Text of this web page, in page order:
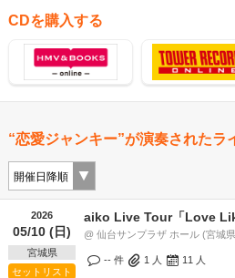
CDを購入する
“恋愛ジャンキー”が演奏されたラ
2026
05/10 (日)
宮城県
セットリスト
aiko Live Tour「Love
@ 仙台サンプラザ ホール (宮城
-- 件 1 人 11 人